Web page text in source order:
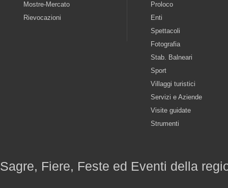
Mostre-Mercato
Rievocazioni
Proloco
Enti
Spettacoli
Fotografia
Stab. Balneari
Sport
Villaggi turistici
Servizi e Aziende
Visite guidate
Strumenti
Sagre, Fiere, Feste ed Eventi della